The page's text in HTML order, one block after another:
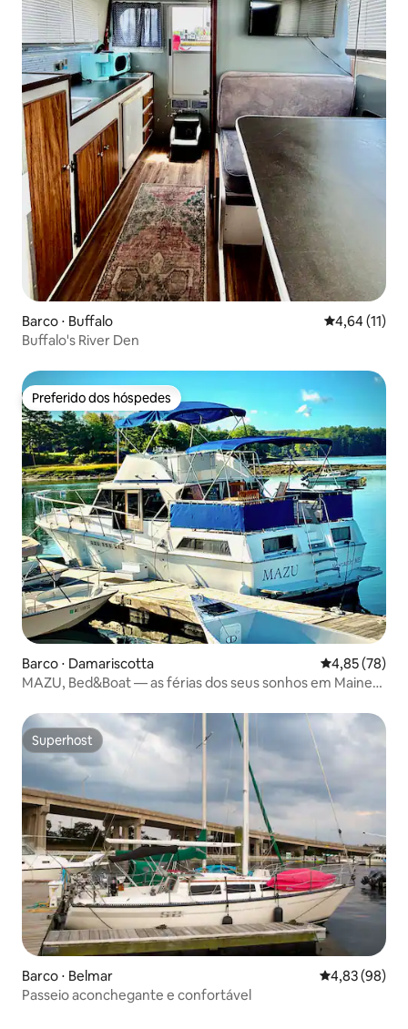
Barco ⋅ Buffalo 4,64 de uma
4,64 (11)
Buffalo's River Den
Preferido dos hóspedes
Preferido dos hóspedes
Barco ⋅ Damariscotta 4,85 de uma
4,85 (78)
MAZU, Bed&Boat — as férias dos seus sonhos em Maine
Superhost
Superhost
Barco ⋅ Belmar 4,83 de uma
4,83 (98)
Passeio aconchegante e confortável